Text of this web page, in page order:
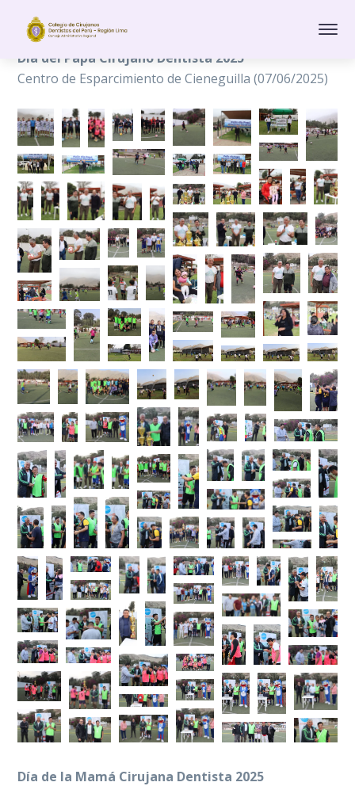
Día del Papá Cirujano Dentista 2025
Centro de Esparcimiento de Cieneguilla (07/06/2025)
Día de la Mamá Cirujana Dentista 2025